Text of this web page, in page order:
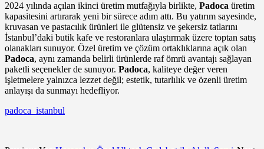
2024 yılında açılan ikinci üretim mutfağıyla birlikte, Padoca üretim
kapasitesini artırarak yeni bir sürece adım attı. Bu yatırım sayesinde,
kruvasan ve pastacılık ürünleri ile glütensiz ve şekersiz tatlarını
İstanbul’daki butik kafe ve restoranlara ulaştırmak üzere toptan satış
olanakları sunuyor. Özel üretim ve çözüm ortaklıklarına açık olan
Padoca, aynı zamanda belirli ürünlerde raf ömrü avantajı sağlayan
paketli seçenekler de sunuyor. Padoca, kaliteye değer veren
işletmelere yalnızca lezzet değil; estetik, tutarlılık ve özenli üretim
anlayışı da sunmayı hedefliyor.
padoca_istanbul